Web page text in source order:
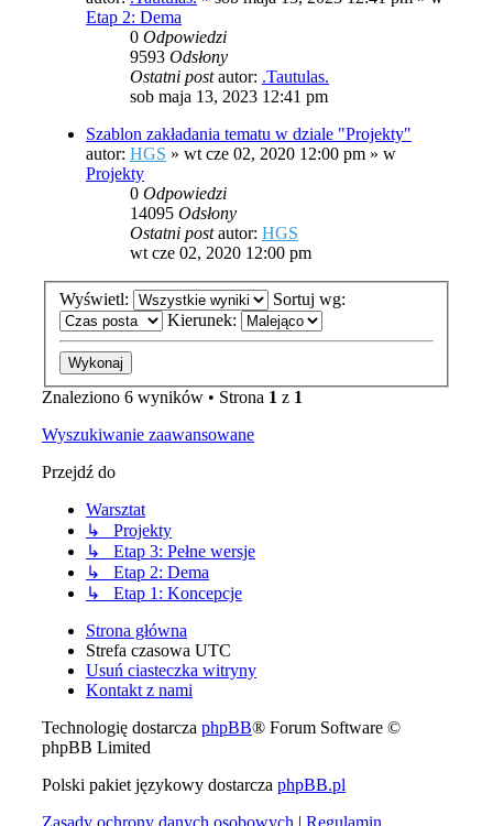
Etap 2: Dema
0 Odpowiedzi
9593 Odsłony
Ostatni postautor: .Tautulas.
sob maja 13, 2023 12:41 pm
Szablon zakładania tematu w dziale "Projekty"
autor: HGS » wt cze 02, 2020 12:00 pm » w
Projekty
0 Odpowiedzi
14095 Odsłony
Ostatni postautor: HGS
wt cze 02, 2020 12:00 pm
Wyświetl:
Sortuj wg:
Kierunek:
Znaleziono 6 wyników • Strona 1 z 1
Wyszukiwanie zaawansowane
Przejdź do
Warsztat
↳ Projekty
↳ Etap 3: Pełne wersje
↳ Etap 2: Dema
↳ Etap 1: Koncepcje
Strona główna
Strefa czasowa UTC
Usuń ciasteczka witryny
Kontakt z nami
Technologię dostarcza phpBB® Forum Software ©
phpBB Limited
Polski pakiet językowy dostarcza phpBB.pl
Zasady ochrony danych osobowych | Regulamin